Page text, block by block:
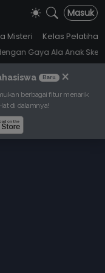
Masuk
Misteri
Kelas Pelatihan
Anak Skena •
Baru ×
berbagai fitur menarik
di dalamnya!